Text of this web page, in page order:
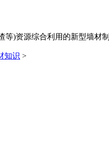
等)资源综合利用的新型墙材
知识 >